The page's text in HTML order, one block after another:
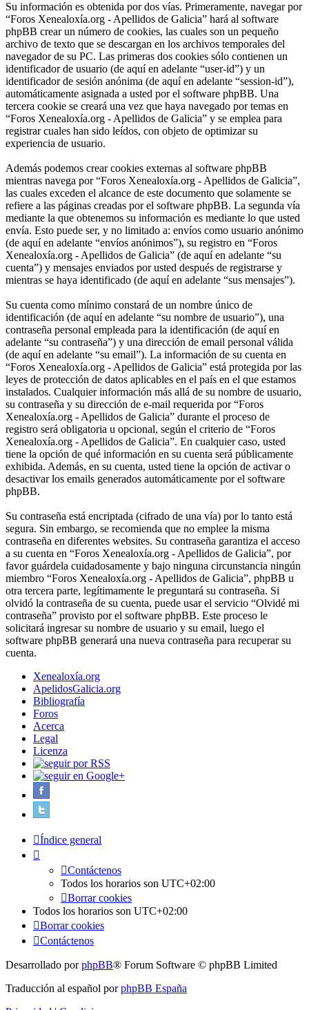
Su información es obtenida por dos vías. Primeramente, navegar por
“Foros Xenealoxía.org - Apellidos de Galicia” hará al software
phpBB crear un número de cookies, las cuales son un pequeño
archivo de texto que se descargan en los archivos temporales del
navegador de su PC. Las primeras dos cookies sólo contienen un
identificador de usuario (de aquí en adelante “user-id”) y un
identificador de sesión anónima (de aquí en adelante “session-id”),
automáticamente asignada a usted por el software phpBB. Una
tercera cookie se creará una vez que haya navegado por temas en
“Foros Xenealoxía.org - Apellidos de Galicia” y se emplea para
registrar cuales han sido leídos, con objeto de optimizar su
experiencia de usuario.
Además podemos crear cookies externas al software phpBB
mientras navega por “Foros Xenealoxía.org - Apellidos de Galicia”,
las cuales exceden el alcance de este documento que solamente se
refiere a las páginas creadas por el software phpBB. La segunda vía
mediante la que obtenemos su información es mediante lo que usted
envía. Esto puede ser, y no limitado a: envíos como usuario anónimo
(de aquí en adelante “envíos anónimos”), su registro en “Foros
Xenealoxía.org - Apellidos de Galicia” (de aquí en adelante “su
cuenta”) y mensajes enviados por usted después de registrarse y
mientras se haya identificado (de aquí en adelante “sus mensajes”).
Su cuenta como mínimo constará de un nombre único de
identificación (de aquí en adelante “su nombre de usuario”), una
contraseña personal empleada para la identificación (de aquí en
adelante “su contraseña”) y una dirección de email personal válida
(de aquí en adelante “su email”). La información de su cuenta en
“Foros Xenealoxía.org - Apellidos de Galicia” está protegida por las
leyes de protección de datos aplicables en el país en el que estamos
instalados. Cualquier información más allá de su nombre de usuario,
su contraseña y su dirección de e-mail requerida por “Foros
Xenealoxía.org - Apellidos de Galicia” durante el proceso de
registro será obligatoria u opcional, según el criterio de “Foros
Xenealoxía.org - Apellidos de Galicia”. En cualquier caso, usted
tiene la opción de qué información en su cuenta será públicamente
exhibida. Además, en su cuenta, usted tiene la opción de activar o
desactivar los emails generados automáticamente por el software
phpBB.
Su contraseña está encriptada (cifrado de una vía) por lo tanto está
segura. Sin embargo, se recomienda que no emplee la misma
contraseña en diferentes websites. Su contraseña garantiza el acceso
a su cuenta en “Foros Xenealoxía.org - Apellidos de Galicia”, por
favor guárdela cuidadosamente y bajo ninguna circunstancia ningún
miembro “Foros Xenealoxía.org - Apellidos de Galicia”, phpBB u
otra tercera parte, legítimamente le preguntará su contraseña. Si
olvidó la contraseña de su cuenta, puede usar el servicio “Olvidé mi
contraseña” provisto por el software phpBB. Este proceso le
solicitará ingresar su nombre de usuario y su email, luego el
software phpBB generará una nueva contraseña para recuperar su
cuenta.
Xenealoxía.org
ApelidosGalicia.org
Bibliografía
Foros
Acerca
Legal
Licenza
Índice general
Contáctenos
Todos los horarios son UTC+02:00
Borrar cookies
Todos los horarios son UTC+02:00
Borrar cookies
Contáctenos
Desarrollado porphpBB® Forum Software © phpBB Limited
Traducción al español porphpBB España